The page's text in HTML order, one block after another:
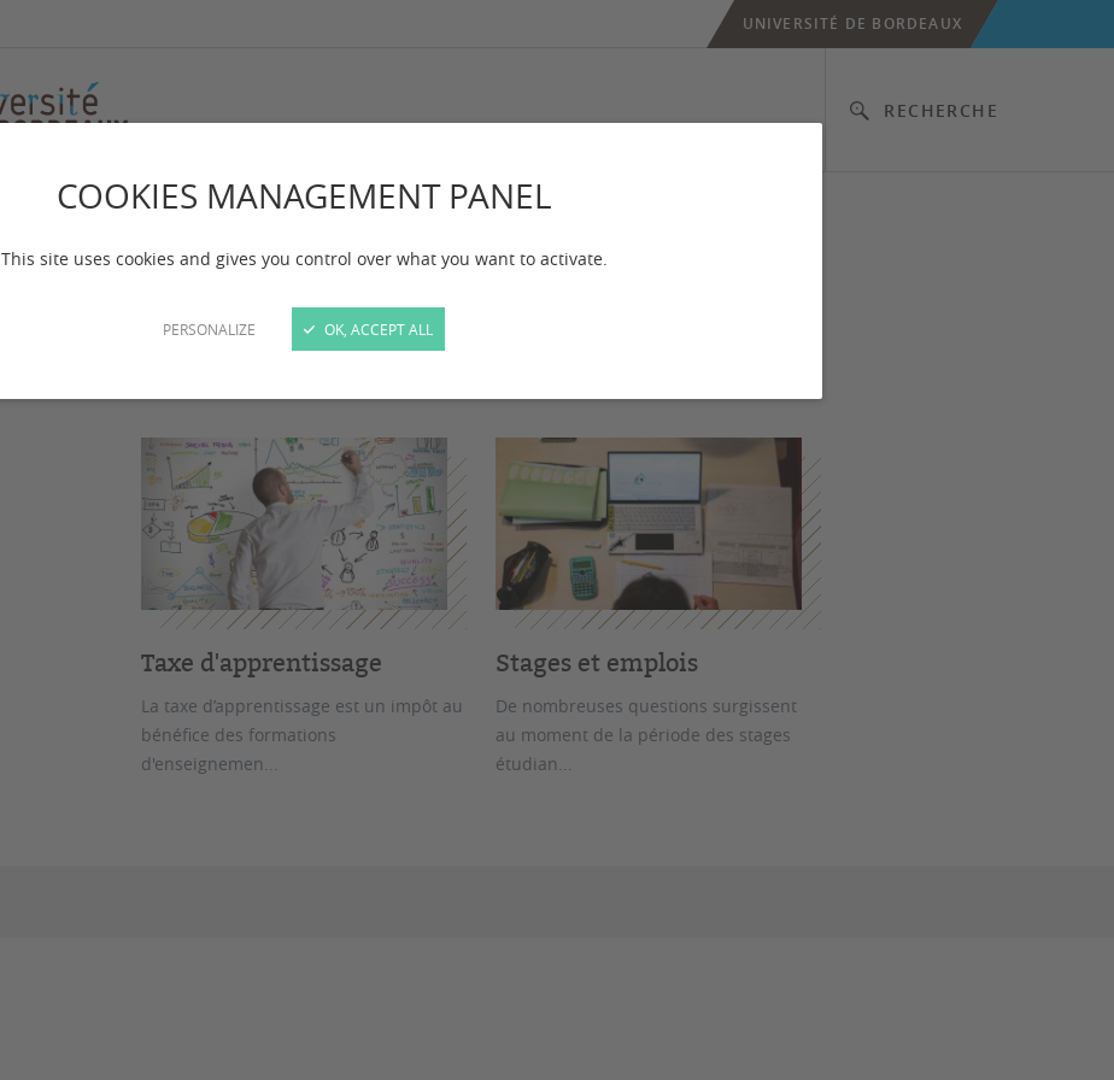
COOKIES MANAGEMENT PANEL
This site uses cookies and gives you control over what you want to activate.
PERSONALIZE OK, ACCEPT ALL
RECHERCHE
UNIVERSITÉ DE BORDEAUX
Relations entreprises
Taxe d'apprentissage
La taxe d’apprentissage est un impôt au
bénéfice des formations
d'enseignemen...
Stages et emplois
De nombreuses questions surgissent
au moment de la période des stages
étudian...